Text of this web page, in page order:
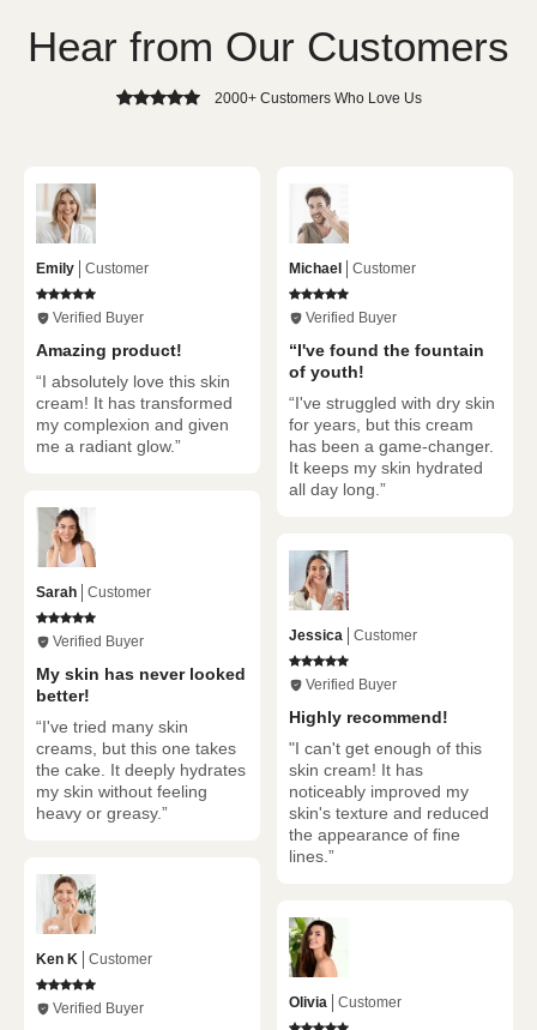
Hear from Our Customers
2000+ Customers Who Love Us
Michael Customer
Verified Buyer
“I've found the fountain
of youth!
“I've struggled with dry skin
for years, but this cream
has been a game-changer.
It keeps my skin hydrated
all day long.”
Jessica Customer
Verified Buyer
Highly recommend!
"I can't get enough of this
skin cream! It has
noticeably improved my
skin's texture and reduced
the appearance of fine
lines.”
Olivia Customer
Emily Customer
Verified Buyer
Amazing product!
“I absolutely love this skin
cream! It has transformed
my complexion and given
me a radiant glow.”
Sarah Customer
Verified Buyer
My skin has never looked
better!
“I've tried many skin
creams, but this one takes
the cake. It deeply hydrates
my skin without feeling
heavy or greasy.”
Ken K Customer
Verified Buyer